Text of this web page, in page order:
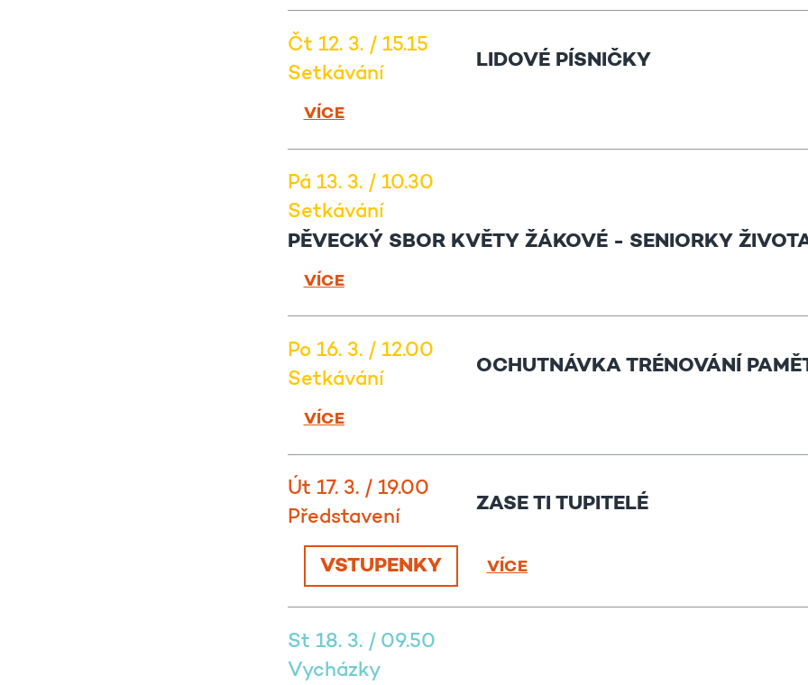
Čt 12. 3. / 15.15
Setkávání
LIDOVÉ PÍSNIČKY
VÍCE
Pá 13. 3. / 10.30
Setkávání
PĚVECKÝ SBOR KVĚTY ŽÁKOVÉ - SENIORKY
VÍCE
Po 16. 3. / 12.00
Setkávání
OCHUTNÁVKA TRÉNOVÁNÍ
VÍCE
Út 17. 3. / 19.00
Představení
ZASE TI TUPITELÉ
VSTUPENKY VÍCE
St 18. 3. / 09.50
Vycházky